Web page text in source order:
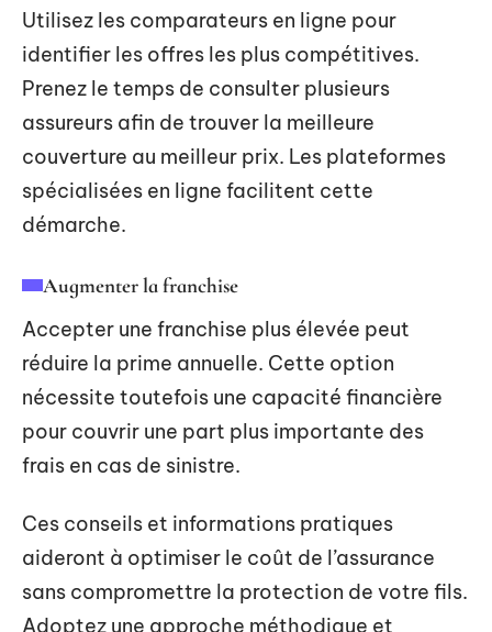
Utilisez les comparateurs en ligne pour
identifier les offres les plus compétitives.
Prenez le temps de consulter plusieurs
assureurs afin de trouver la meilleure
couverture au meilleur prix. Les plateformes
spécialisées en ligne facilitent cette
démarche.
Augmenter la franchise
Accepter une franchise plus élevée peut
réduire la prime annuelle. Cette option
nécessite toutefois une capacité financière
pour couvrir une part plus importante des
frais en cas de sinistre.
Ces conseils et informations pratiques
aideront à optimiser le coût de l’assurance
sans compromettre la protection de votre fils.
Adoptez une approche méthodique et